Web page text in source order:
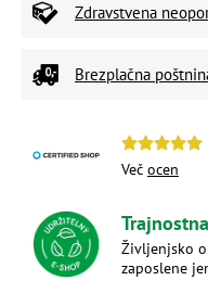
Zdravstvena
Brezplačna
Več ocen
Življenjsko
zaposlene